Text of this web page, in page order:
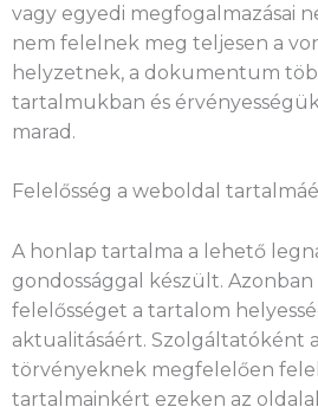
vagy egyedi megfogalmazásai
nem felelnek meg teljesen a
helyzetnek, a dokumentum
tartalmukban és
marad.
Felelősség a weboldal
A honlap tartalma a lehető
gondossággal készült.
felelősséget a tartalom
aktualitásáért. Szolgáltatóként
törvényeknek megfelelően
tartalmainkért ezeken az